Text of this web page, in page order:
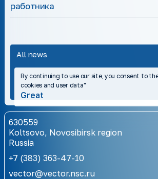
работника
All news
By continuing to use our site, you consent to
cookies and user data"
Great
630559
Koltsovo, Novosibirsk region
Russia
+7 (383) 363-47-10
vector@vector.nsc.ru